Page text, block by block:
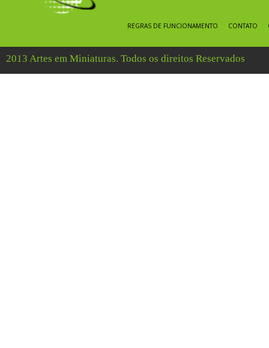
REGRAS DE FUNCIONAMENTO CONTATO
2013 Artes em Miniaturas. Todos os direitos Reservados